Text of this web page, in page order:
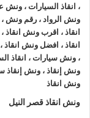
3- الخبرة
فريق عمل شركة
السياراتوتثبيتها
في اختيار أسرع
تنتشر
اوناش
ونش انقاذ قصر النيل